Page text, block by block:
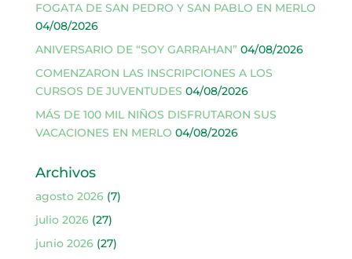
FOGATA DE SAN PEDRO Y SAN PABLO EN MERLO
04/08/2026
ANIVERSARIO DE “SOY GARRAHAN” 04/08/2026
COMENZARON LAS INSCRIPCIONES A LOS
CURSOS DE JUVENTUDES 04/08/2026
MÁS DE 100 MIL NIÑOS DISFRUTARON SUS
VACACIONES EN MERLO 04/08/2026
Archivos
agosto 2026(7)
julio 2026(27)
junio 2026(27)